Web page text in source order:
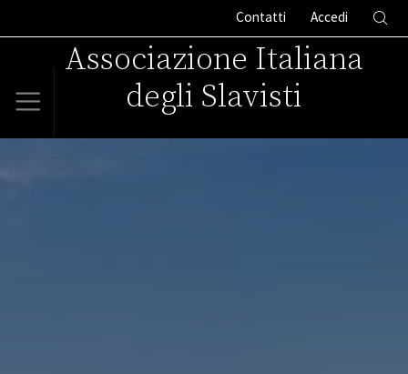
Contatti Accedi
Associazione Italiana
degli Slavisti